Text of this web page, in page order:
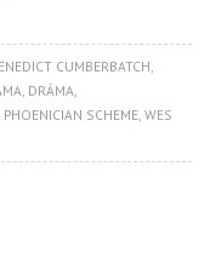
CUMBERBATCH,
, DRÁMA,
PHOENICIAN SCHEME,WES